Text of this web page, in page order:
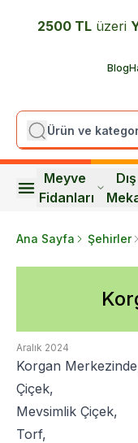
2500 TL üzeri
Blog
Meyve
Fidanları
Dış
Ana Sayfa Şehirler
Aralık 2024
Korgan
Çiçek,
Mevsimlik Çiçek,
Torf,